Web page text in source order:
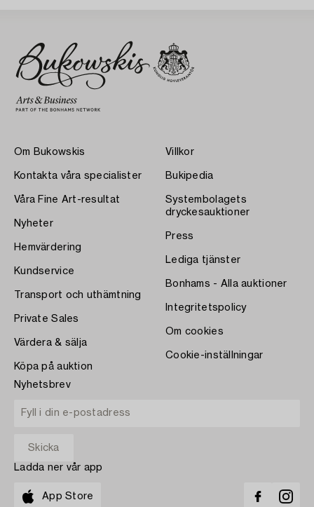
Om Bukowskis
Kontakta våra specialister
Våra Fine Art-resultat
Nyheter
Hemvärdering
Kundservice
Transport och uthämtning
Private Sales
Värdera & sälja
Köpa på auktion
Villkor
Bukipedia
Systembolagets
dryckesauktioner
Press
Lediga tjänster
Bonhams - Alla auktioner
Integritetspolicy
Om cookies
Cookie-inställningar
Nyhetsbrev
Ladda ner vår app
App Store